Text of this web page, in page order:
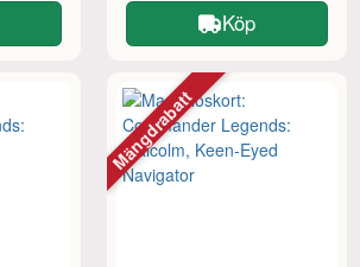
Köp
Mängdrabatt